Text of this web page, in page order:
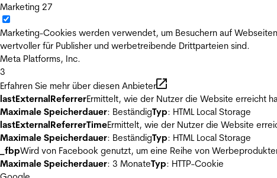
Marketing 27
Marketing-Cookies werden verwendet, um Besuchern auf
wertvoller für Publisher und werbetreibende Drittparteien sind.
Meta Platforms, Inc.
3
Erfahren Sie mehr über diesen Anbieter
lastExternalReferrerErmittelt, wie der Nutzer die Website erreicht
Maximale Speicherdauer: BeständigTyp: HTML Local Storage
lastExternalReferrerTimeErmittelt, wie der Nutzer die Website
Maximale Speicherdauer: BeständigTyp: HTML Local Storage
_fbpWird von Facebook genutzt, um eine Reihe von
Maximale Speicherdauer: 3 MonateTyp: HTTP-Cookie